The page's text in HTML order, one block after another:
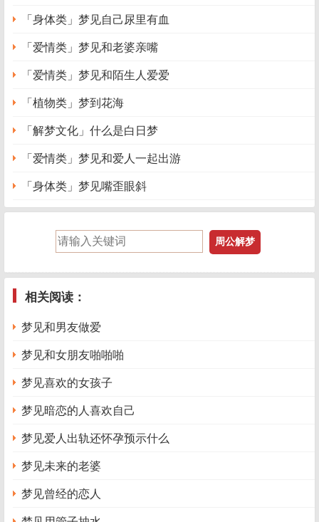
「身体类」梦见自己尿里有血
「爱情类」梦见和老婆亲嘴
「爱情类」梦见和陌生人爱爱
「植物类」梦到花海
「解梦文化」什么是白日梦
「爱情类」梦见和爱人一起出游
「身体类」梦见嘴歪眼斜
相关阅读：
梦见和男友做爱
梦见和女朋友啪啪啪
梦见喜欢的女孩子
梦见暗恋的人喜欢自己
梦见爱人出轨还怀孕预示什么
梦见未来的老婆
梦见曾经的恋人